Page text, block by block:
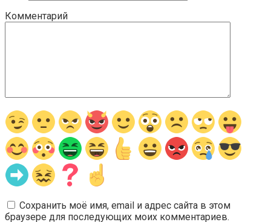
Комментарий
Сохранить моё имя, email и адрес сайта в этом
браузере для последующих моих комментариев.